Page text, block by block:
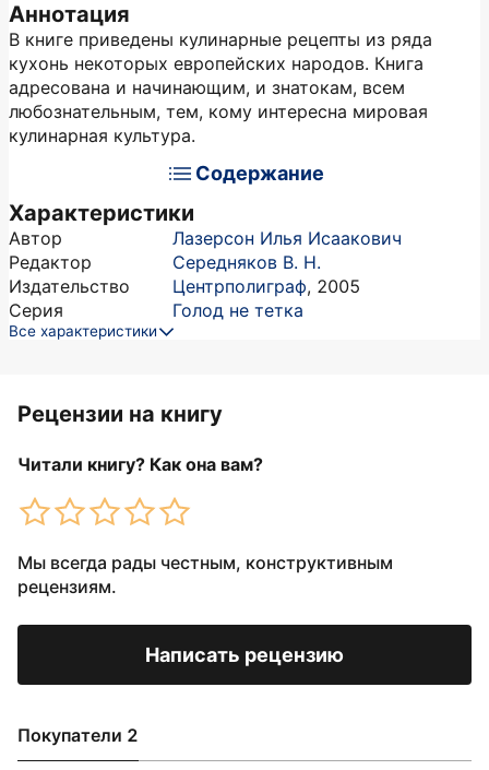
Аннотация
В книге приведены кулинарные рецепты из ряда
кухонь некоторых европейских народов. Книга
адресована и начинающим, и знатокам, всем
любознательным, тем, кому интересна мировая
кулинарная культура.
Содержание
Характеристики
Автор
Лазерсон Илья Исаакович
Редактор
Середняков В. Н.
Издательство
Центрполиграф, 2005
Серия
Голод не тетка
Все характеристики
Рецензии на книгу
Читали книгу? Как она вам?
Мы всегда рады честным, конструктивным
рецензиям.
Написать рецензию
Покупатели 2